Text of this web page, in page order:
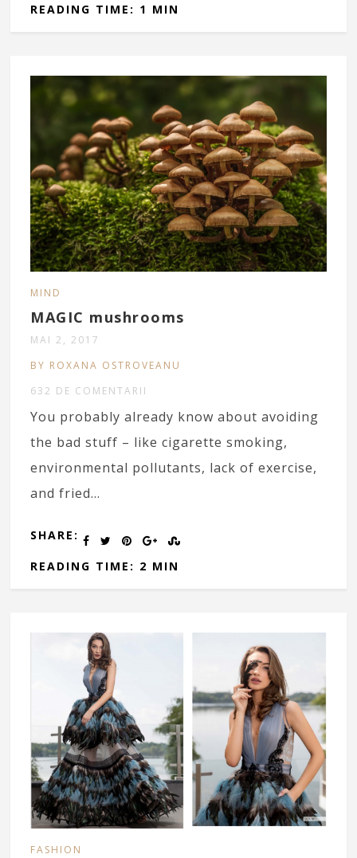
READING TIME: 1 MIN
MIND
MAGIC mushrooms
MAI 2, 2017
BY ROXANA OSTROVEANU
632 DE COMENTARII
You probably already know about avoiding
the bad stuff – like cigarette smoking,
environmental pollutants, lack of exercise,
and fried…
SHARE:
READING TIME: 2 MIN
FASHION